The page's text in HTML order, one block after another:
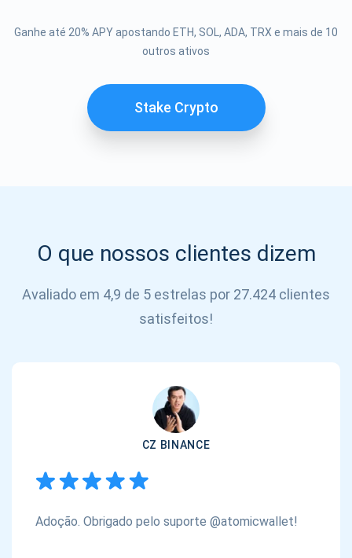
Ganhe até 20% APY apostando ETH, SOL, ADA, TRX e mais de 10
outros ativos
Stake Crypto
O que nossos clientes dizem
Avaliado em 4,9 de 5 estrelas por 27.424 clientes
satisfeitos!
CZ BINANCE
Adoção. Obrigado pelo suporte @atomicwallet!
SE
INSCREVER
Se inscrever